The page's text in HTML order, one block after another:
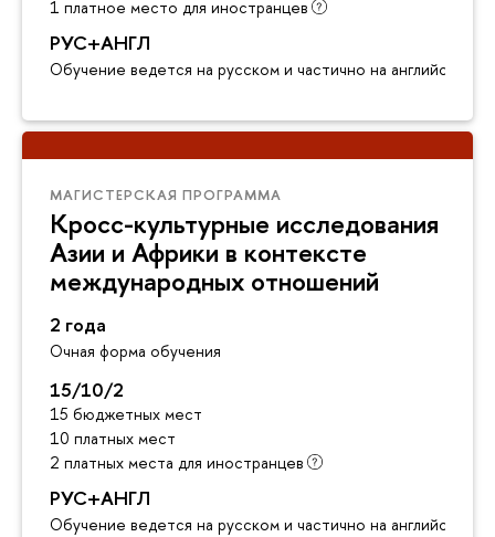
1 платное место для иностранцев
РУС+АНГЛ
Обучение ведется на русском и частично на английском
МАГИСТЕРСКАЯ ПРОГРАММА
Кросс-культурные исследования
Азии и Африки в контексте
международных отношений
2 года
Очная форма обучения
15/10/2
15 бюджетных мест
10 платных мест
2 платных места для иностранцев
РУС+АНГЛ
Обучение ведется на русском и частично на английском